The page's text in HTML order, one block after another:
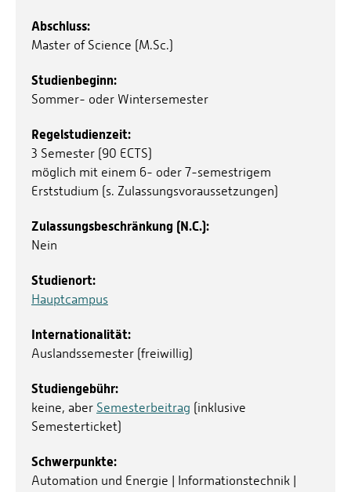
Abschluss:
Master of Science (M.Sc.)
Studienbeginn:
Sommer- oder Wintersemester
Regelstudienzeit:
3 Semester (90 ECTS)
möglich mit einem 6- oder 7-semestrigem
Erststudium (s. Zulassungsvoraussetzungen)
Zulassungsbeschränkung (N.C.):
Nein
Studienort:
Hauptcampus
Internationalität:
Auslandssemester (freiwillig)
Studiengebühr:
keine, aber Semesterbeitrag (inklusive
Semesterticket)
Schwerpunkte:
Automation und Energie | Informationstechnik |